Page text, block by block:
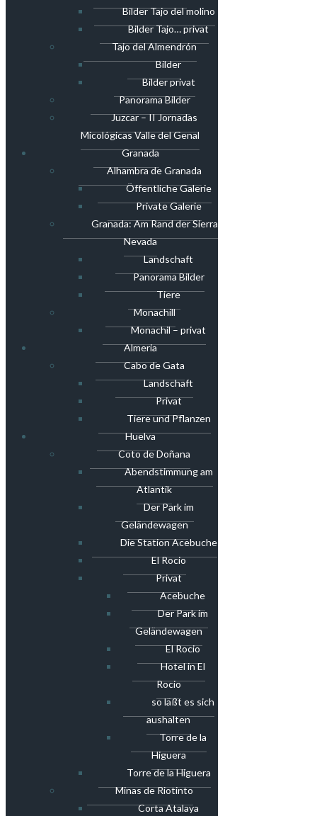
Bilder Tajo del molino
Bilder Tajo… privat
Tajo del Almendrón
Bilder
Bilder privat
Panorama Bilder
Juzcar – II Jornadas
Micológicas Valle del Genal
Granada
Alhambra de Granada
Öffentliche Galerie
Private Galerie
Granada: Am Rand der Sierra
Nevada
Landschaft
Panorama Bilder
Tiere
Monachill
Monachil – privat
Almeria
Cabo de Gata
Landschaft
Privat
Tiere und Pflanzen
Huelva
Coto de Doñana
Abendstimmung am
Atlantik
Der Park im
Geländewagen
Die Station Acebuche
El Rocio
Privat
Acebuche
Der Park im
Geländewagen
El Rocio
Hotel in El
Rocio
so läßt es sich
aushalten
Torre de la
Higuera
Torre de la Higuera
Minas de Riotinto
Corta Atalaya